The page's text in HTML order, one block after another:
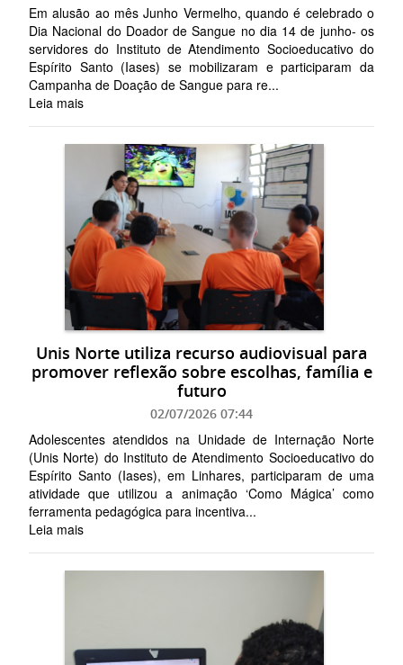
Em alusão ao mês Junho Vermelho, quando é celebrado o
Dia Nacional do Doador de Sangue no dia 14 de junho- os
servidores do Instituto de Atendimento Socioeducativo do
Espírito Santo (Iases) se mobilizaram e participaram da
Campanha de Doação de Sangue para re...
Leia mais
Unis Norte utiliza recurso audiovisual para
promover reflexão sobre escolhas, família e
futuro
02/07/2026 07:44
Adolescentes atendidos na Unidade de Internação Norte
(Unis Norte) do Instituto de Atendimento Socioeducativo do
Espírito Santo (Iases), em Linhares, participaram de uma
atividade que utilizou a animação ‘Como Mágica’ como
ferramenta pedagógica para incentiva...
Leia mais